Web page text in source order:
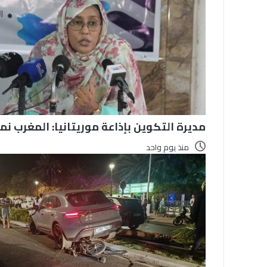
مديرة التكوين بإذاعة موريتانيا: المغرب
منذ يوم واحد